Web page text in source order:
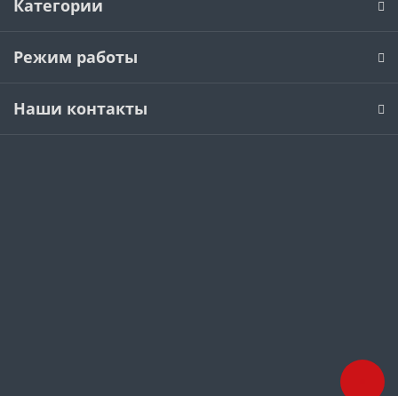
Категории
Режим работы
Наши контакты